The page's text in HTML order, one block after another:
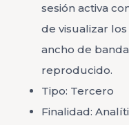
sesión activa
de visualizar
ancho de
reproducido.
Tipo: Tercero
Finalidad: